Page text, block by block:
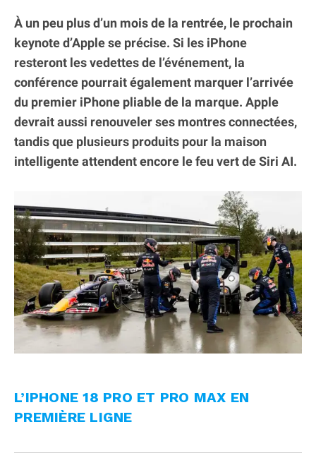
À un peu plus d’un mois de la rentrée, le prochain
keynote d’Apple se précise. Si les iPhone
resteront les vedettes de l’événement, la
conférence pourrait également marquer l’arrivée
du premier iPhone pliable de la marque. Apple
devrait aussi renouveler ses montres connectées,
tandis que plusieurs produits pour la maison
intelligente attendent encore le feu vert de Siri AI.
L’IPHONE 18 PRO ET PRO MAX EN
PREMIÈRE LIGNE